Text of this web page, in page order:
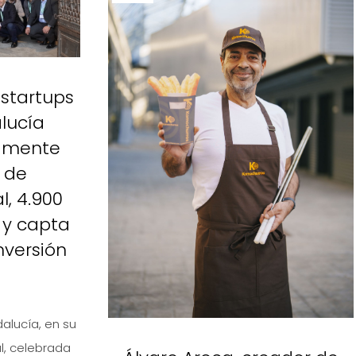
4.900
capta
en su
celebrada